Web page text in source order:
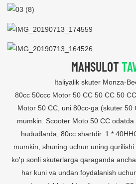
MAHSULOT
Italiyalik skuter Monza-
80cc 50ccc Motor 50 CC 50 CC 50
Motor 50 CC, uni 80cc-ga (skuter 50
mumkin. Scooter Moto 50 CC
hududlarda, 80cc shartdir. 1 *
mumkin, shuning uchun uning
ko'p sonli skuterlarga qaraganda
har kuni va undan foydalanish